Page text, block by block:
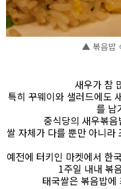
▲ 볶음밥
새우가 참
특히 꾸웨이와 샐러드에도
를 남
중식당의 새우볶
쌀 자체가 다를 뿐만 아니라
예전에 터키인 마켓에서 한
1주일 내내 볶
태국쌀은 볶음밥